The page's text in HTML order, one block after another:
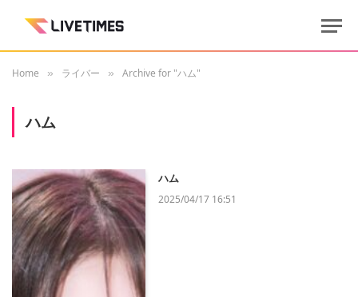
Home » ライバー » Archive for "ハム"
ハム
ハム
2025/04/17 16:51